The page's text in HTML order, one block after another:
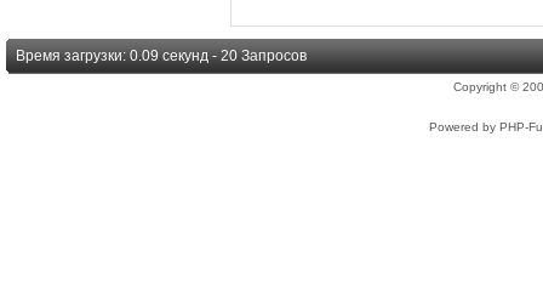
Время загрузки: 0.09 секунд - 20 Запросов
Copyright ©
Powered by PHP-